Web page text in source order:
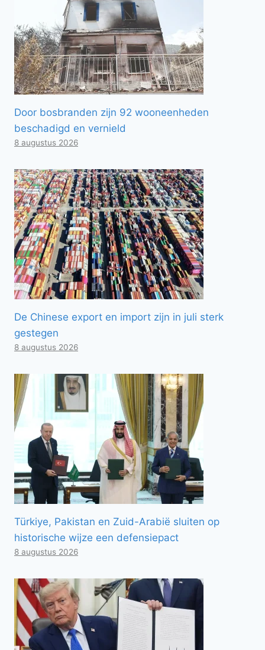
Door bosbranden zijn 92 wooneenheden
beschadigd en vernield
8 augustus 2026
De Chinese export en import zijn in juli sterk
gestegen
8 augustus 2026
Türkiye, Pakistan en Zuid-Arabië sluiten op
historische wijze een defensiepact
8 augustus 2026